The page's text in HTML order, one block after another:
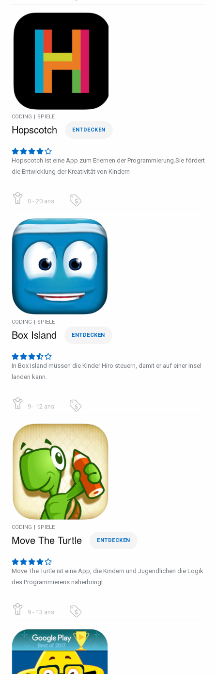
CODING | SPIELE
Hopscotch ENTDECKEN
Hopscotch ist eine App zum Erlernen der Programmierung.Sie fördert
die Entwicklung der Kreativität von Kindern
0 - 20 ans
CODING | SPIELE
Box Island ENTDECKEN
In Box Island müssen die Kinder Hiro steuern, damit er auf einer Insel
landen kann.
9 - 12 ans
CODING SPIELE
Move The Turtle ENTDECKEN
Move The Turtle ist eine App, die Kindern und Jugendlichen die Logik
des Programmierens näherbringt.
9 - 13 ans